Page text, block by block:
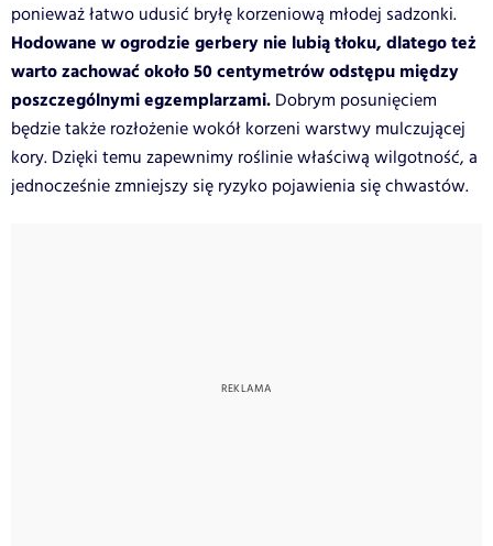
ponieważ łatwo udusić bryłę korzeniową młodej sadzonki.
Hodowane w ogrodzie gerbery nie lubią tłoku, dlatego też
warto zachować około 50 centymetrów odstępu między
poszczególnymi egzemplarzami. Dobrym posunięciem
będzie także rozłożenie wokół korzeni warstwy mulczującej
kory. Dzięki temu zapewnimy roślinie właściwą wilgotność, a
jednocześnie zmniejszy się ryzyko pojawienia się chwastów.